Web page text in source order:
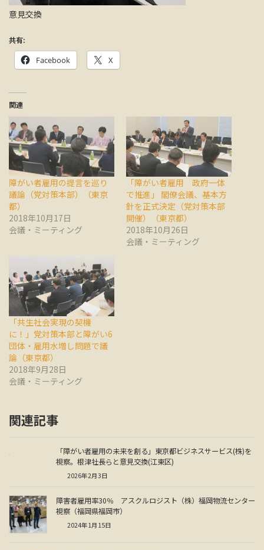
意見交換
共有:
Facebook X
関連
障がい者雇用の提言を巡り
議論（党対策本部）（東京
都）
2018年10月17日
会議・ミーティング
「障がい者雇用 政府一体
で推進」 閣僚会議、基本方
針を正式決定（党対策本部
開催）（東京都）
2018年10月26日
会議・ミーティング
「共生社会実現の契機
に！」党対策本部と障がい6
団体・雇用水増し問題で議
論（東京都）
2018年9月28日
会議・ミーティング
関連記事
「障がい者雇用の未来を創る」東京都ビジネスサービス(株)を
視察。根津社長らと意見交換(江東区)
2026年2月3日
障害者雇用率30％ アスクルロジスト（株）福岡物流センター
視察（福岡県福岡市）
2024年1月15日